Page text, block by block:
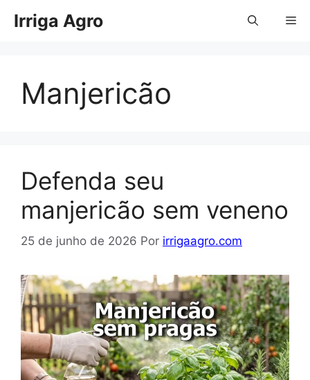
paraIrriga Agro
Manjericão
Defenda seu
manjericão sem veneno
25 de junho de 2026 Por irrigaagro.com